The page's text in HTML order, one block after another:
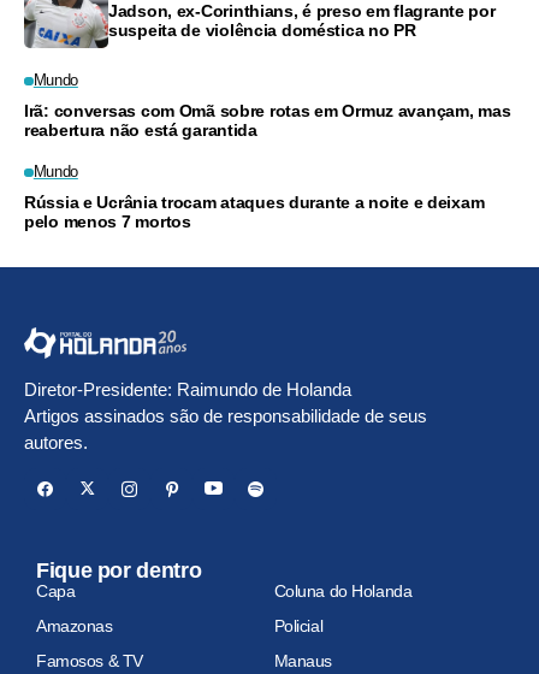
Jadson, ex-Corinthians, é preso em flagrante por
suspeita de violência doméstica no PR
Mundo
Irã: conversas com Omã sobre rotas em Ormuz avançam, mas
reabertura não está garantida
Mundo
Rússia e Ucrânia trocam ataques durante a noite e deixam
pelo menos 7 mortos
Diretor-Presidente: Raimundo de Holanda
Artigos assinados são de responsabilidade de seus
autores.
Fique por dentro
Capa
Coluna do Holanda
Amazonas
Policial
Famosos & TV
Manaus